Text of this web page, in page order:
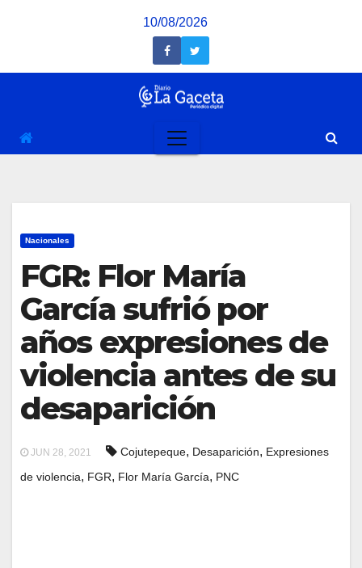
10/08/2026
Nacionales
FGR: Flor María
García sufrió por
años expresiones de
violencia antes de su
desaparición
JUN 28, 2021 Cojutepeque, Desaparición, Expresiones
de violencia, FGR, Flor María García, PNC